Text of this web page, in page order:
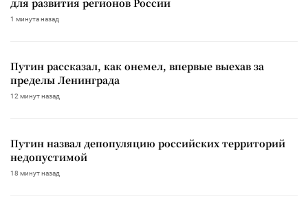
1 минута назад
Путин рассказал, как онемел, впервые выехав за
пределы Ленинграда
12 минут назад
Путин назвал депопуляцию российских территорий
недопустимой
18 минут назад